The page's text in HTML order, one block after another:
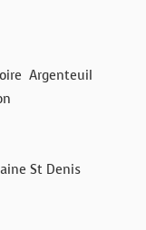
Argenteuil
St Denis